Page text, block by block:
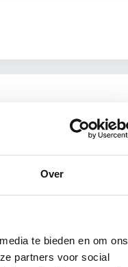
Over
te bieden en om ons
partners voor social